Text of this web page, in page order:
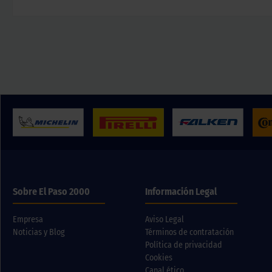
Sobre El Paso 2000
Empresa
Noticias y Blog
Información Legal
Aviso Legal
Términos de contratación
Política de privacidad
Cookies